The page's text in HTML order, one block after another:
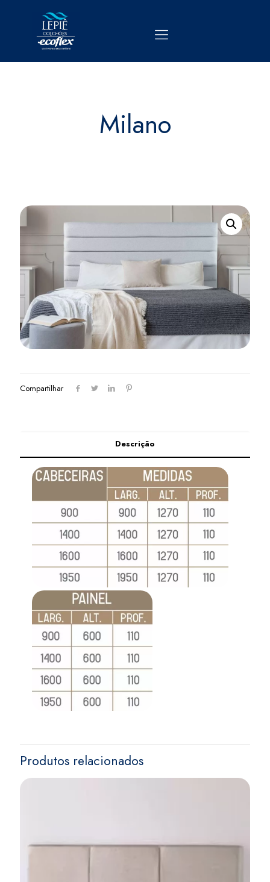
Milano
Compartilhar
Descrição
Produtos relacionados